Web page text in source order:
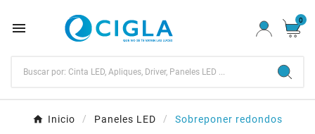
 0
Inicio Paneles LED Sobreponer redondos